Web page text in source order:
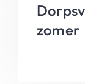
zomer